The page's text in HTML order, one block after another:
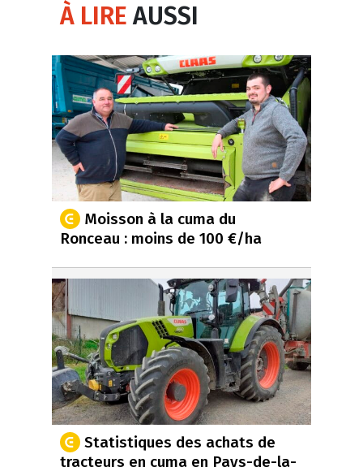
À LIREAUSSI
Moisson à la cuma du
Ronceau : moins de 100 €/ha
Statistiques des achats de
tracteurs en cuma en Pays-de-la-